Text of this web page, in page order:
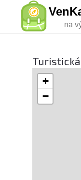
na
+
−